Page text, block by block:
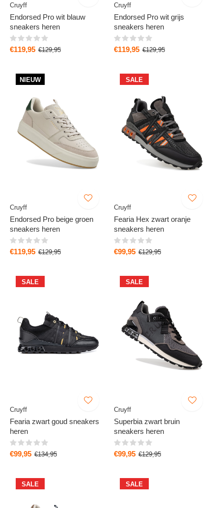
Cruyff
Endorsed Pro wit blauw
sneakers heren
€119,95 €129,95
Cruyff
Endorsed Pro wit grijs
sneakers heren
€119,95 €129,95
NIEUW
Cruyff
Endorsed Pro beige groen
sneakers heren
€119,95 €129,95
SALE
Cruyff
Fearia Hex zwart oranje
sneakers heren
€99,95 €129,95
SALE
Cruyff
Fearia zwart goud sneakers
heren
€99,95 €134,95
SALE
Cruyff
Superbia zwart bruin
sneakers heren
€99,95 €129,95
SALE SALE